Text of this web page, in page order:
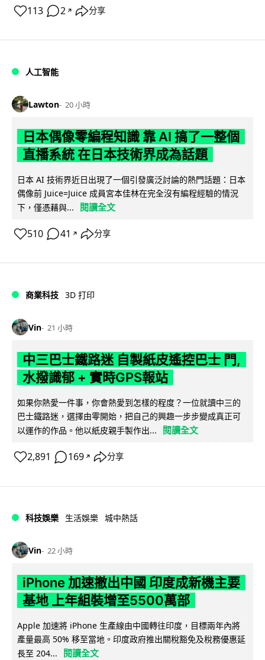
113 2 ↗ 分享
人工智能
Lawton 20 小時
日本偶像零編程知識 靠 AI 搞了一整個
直播系統 在日本技術界成為話題
日本 AI 技術界近日出現了一個引發廣泛討論的熱門話題：日本
偶像前 Juice=Juice 成員宮本佳林在完全沒有編程經驗的情況
下，僅憑藉與...
閱讀全文
510 41 ↗ 分享
商業科技 3D 打印
Vin 21 小時
中三巴士鐵路迷 自製紙皮遙控巴士 門,
水撥識郁 + 實時GPS報站
如果你熱愛一件事，你會熱愛到怎樣的程度？一位就讀中三的
巴士鐵路迷，選擇由零開始，把自己的興趣一步步變成真正可
以運作的作品。他以紙皮親手製作出...
閱讀全文
2,891 169 ↗ 分享
科技娛樂 生活娛樂 城中熱話
Vin 22 小時
iPhone 加速撤出中國 印度成新機主要
基地 上年組裝增至5500萬部
Apple 加速將 iPhone 生產線由中國轉往印度，目標兩年內將
產量最高 50% 移至當地。印度政府推出關稅豁免及稅務優惠延
長至 204...
閱讀全文